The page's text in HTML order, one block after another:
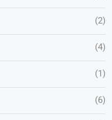
(2)
(4)
(1)
(6)